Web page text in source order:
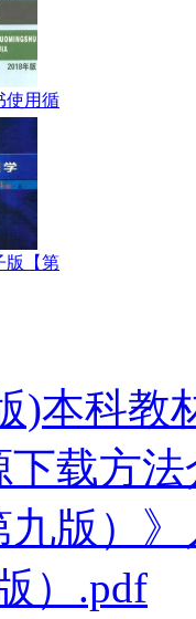
使用循
版【第
)本科教
载方法
九版）
）.pdf